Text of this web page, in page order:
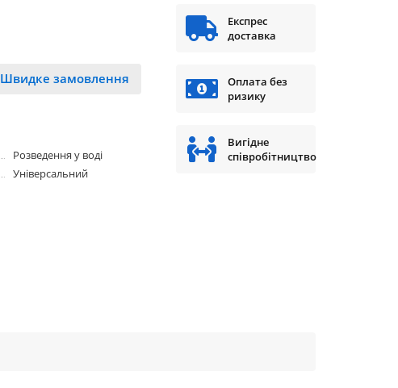
Швидке замовлення
Розведення у воді
Універсальний
Експрес
доставка
Оплата без
ризику
Вигідне
співробітництво